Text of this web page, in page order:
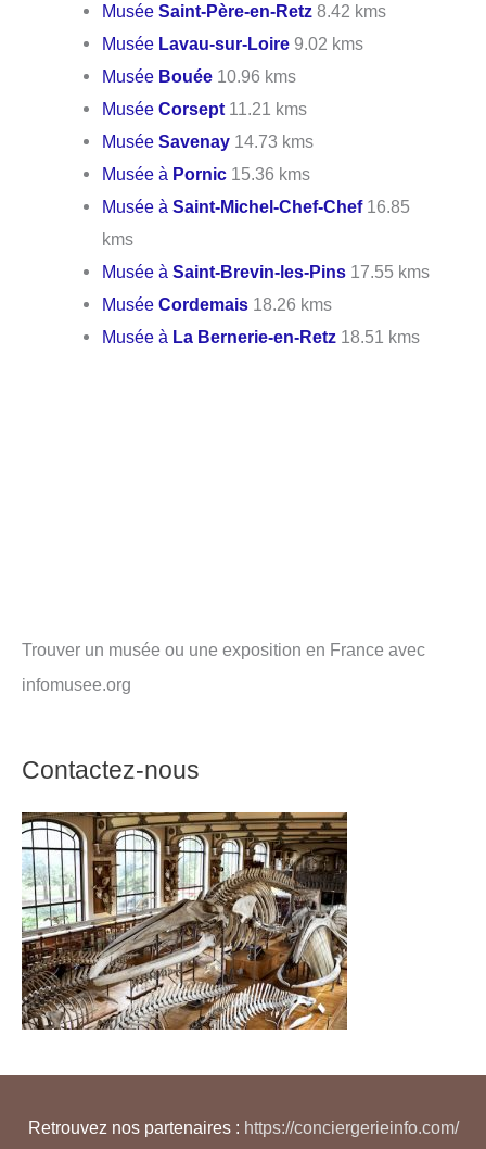
MuséeSaint-Père-en-Retz 8.42 kms
Musée Lavau-sur-Loire 9.02 kms
Musée Bouée 10.96 kms
MuséeCorsept 11.21 kms
MuséeSavenay 14.73 kms
Musée à Pornic 15.36 kms
Musée àSaint-Michel-Chef-Chef16.85
kms
Musée àSaint-Brevin-les-Pins 17.55 kms
MuséeCordemais 18.26 kms
Musée à La Bernerie-en-Retz 18.51 kms
Trouver un musée ou une exposition en France avec
infomusee.org
Contactez-nous
Retrouvez nos partenaires : https://conciergerieinfo.com/